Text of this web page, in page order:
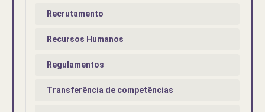
Recrutamento
Recursos Humanos
Regulamentos
Transferência de competências